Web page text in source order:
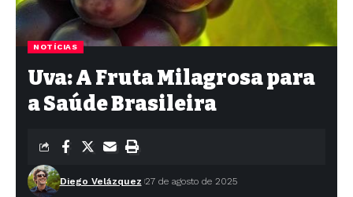
NOTÍCIAS
Uva: A Fruta Milagrosa para
a Saúde Brasileira
Diego Velázquez 27 de agosto de 2025